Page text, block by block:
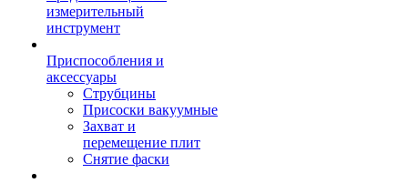
измерительный
инструмент
Приспособления и
аксессуары
Струбцины
Присоски вакуумные
Захват и
перемещение плит
Снятие фаски